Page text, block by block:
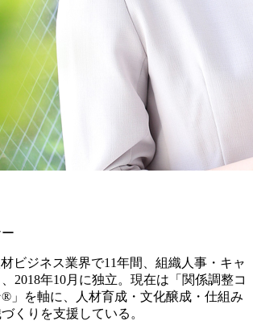
ビジネス業界で11年間、組織人事・キャ
2018年10月に独立。現在は「関係調整コ
」を軸に、人材育成・文化醸成・仕組み
くりを支援している。